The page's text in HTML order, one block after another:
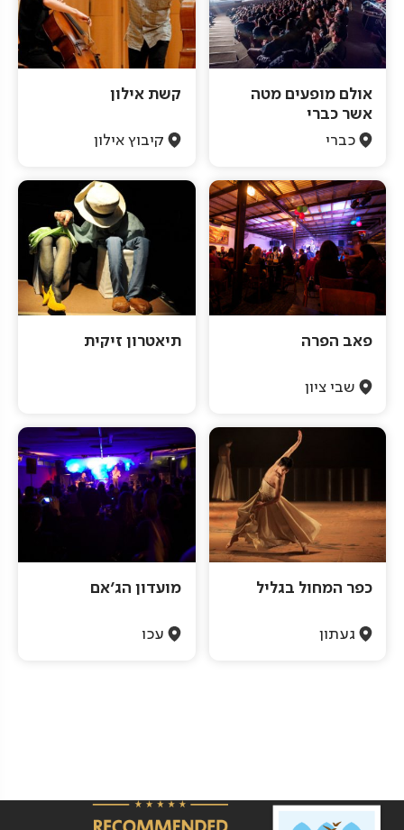
אולם מופעים מטה
אשר כברי
כברי
קשת אילון
קיבוץ אילון
פאב הפרה
שבי ציון
תיאטרון זיקית
כפר המחול בגליל
געתון
מועדון הג'אם
עכו